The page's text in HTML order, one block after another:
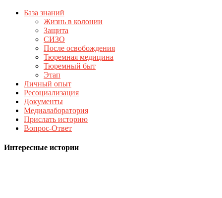
База знаний
Жизнь в колонии
Защита
СИЗО
После освобождения
Тюремная медицина
Тюремный быт
Этап
Личный опыт
Ресоциализация
Документы
Медиалаборатория
Прислать историю
Вопрос-Ответ
Интересные истории